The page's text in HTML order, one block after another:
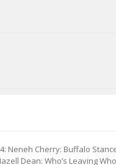
Neneh Cherry: Buffalo
Dean: Who’s Leaving